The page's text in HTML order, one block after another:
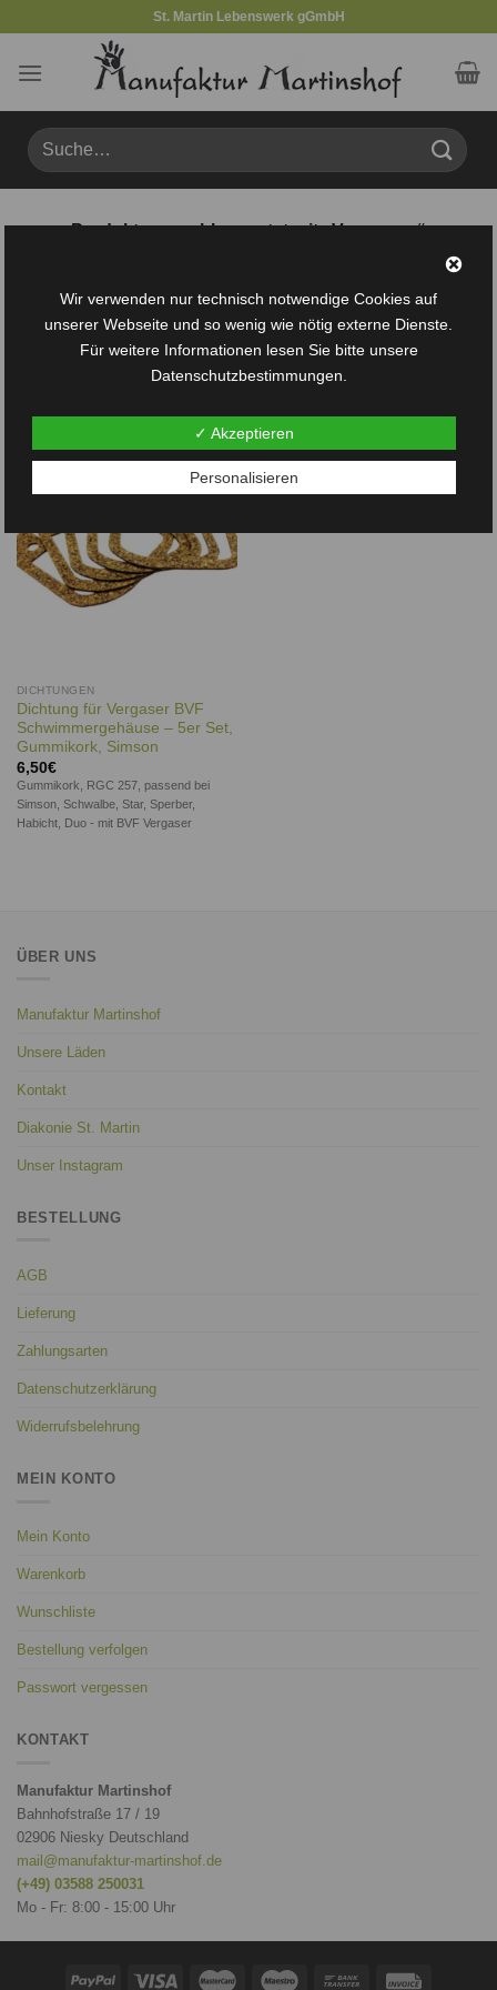
springen
St. Martin Lebenswerk gGmbH
Suche
nach:
Produkte verschlagwortet mit „Vergasser“
Auf die
Wunschliste
DICHTUNGEN
Dichtung für Vergaser BVF
Schwimmergehäuse – 5er Set,
Gummikork, Simson
6,50€
Gummikork, RGC 257, passend bei
Simson, Schwalbe, Star, Sperber,
Habicht, Duo - mit BVF Vergaser
ÜBER UNS
Manufaktur Martinshof
Unsere Läden
Kontakt
Diakonie St. Martin
Unser Instagram
BESTELLUNG
AGB
Lieferung
Zahlungsarten
Datenschutzerklärung
Widerrufsbelehrung
MEIN KONTO
Mein Konto
Warenkorb
Wunschliste
Bestellung verfolgen
Passwort vergessen
KONTAKT
Manufaktur Martinshof
Bahnhofstraße 17 / 19
02906 Niesky Deutschland
mail@manufaktur-martinshof.de
(+49) 03588 250031
Mo - Fr: 8:00 - 15:00 Uhr
Wir verwenden nur technisch notwendige Cookies auf
unserer Webseite und so wenig wie nötig externe Dienste.
Für weitere Informationen lesen Sie bitte unsere
Datenschutzbestimmungen.
✓ Akzeptieren
Personalisieren